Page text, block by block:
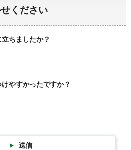
ください
ちましたか？
やすかったですか？
送信